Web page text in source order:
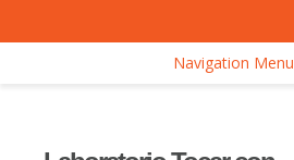
Navigation Menu